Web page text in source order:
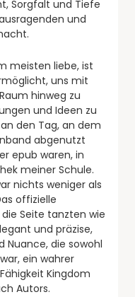
Sorgfalt und Tiefe
und
meisten liebe, ist
uns mit
hinweg zu
und Ideen zu
den Tag, an dem
abgenutzt
epub waren, in
meiner Schule.
nichts weniger als
offizielle
Seite tanzten wie
und präzise,
Nuance, die sowohl
ein wahrer
Kingdom
Autors.